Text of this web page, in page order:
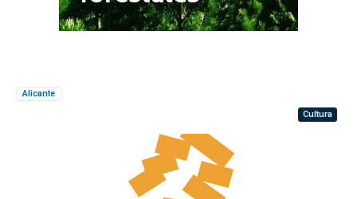
Alicante
Cultura